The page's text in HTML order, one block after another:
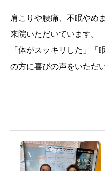
肩こりや腰痛、不眠やめ
来院いただいています。
「体がスッキリした」「
の方に喜びの声をいただ